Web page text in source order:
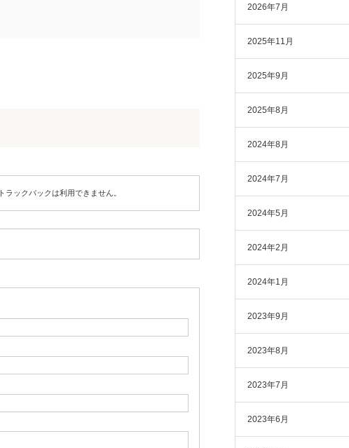
トラックバックは利用できません。
2026年7月
2025年11月
2025年9月
2025年8月
2024年8月
2024年7月
2024年5月
2024年2月
2024年1月
2023年9月
2023年8月
2023年7月
2023年6月